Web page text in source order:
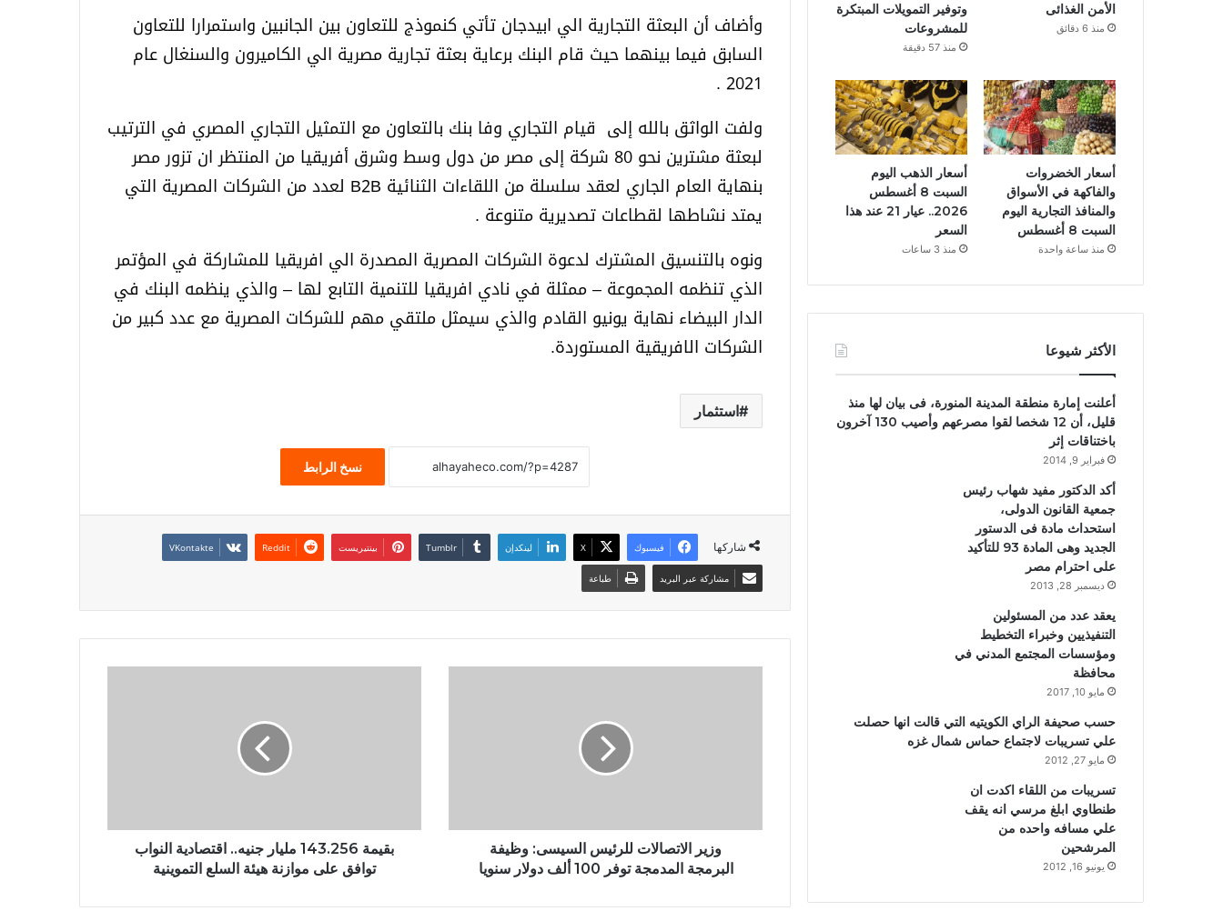
وأضاف أن البعثة التجارية الي ابيدجان تأتي كنموذج للتعاون بين الجانبين واستمرارا للتعاون
السابق فيما بينهما حيث قام البنك برعاية بعثة تجارية مصرية الي الكاميرون والسنغال عام
2021 .
ولفت الواثق بالله إلى قيام التجاري وفا بنك بالتعاون مع التمثيل التجاري المصري في الترتيب
لبعثة مشترين نحو 80 شركة إلى مصر من دول وسط وشرق أفريقيا من المنتظر ان تزور مصر
بنهاية العام الجاري لعقد سلسلة من اللقاءات الثنائية B2B لعدد من الشركات المصرية التي
يمتد نشاطها لقطاعات تصديرية متنوعة .
ونوه بالتنسيق المشترك لدعوة الشركات المصرية المصدرة الي افريقيا للمشاركة في المؤتمر
الذي تنظمه المجموعة – ممثلة في نادي افريقيا للتنمية التابع لها – والذي ينظمه البنك في
الدار البيضاء نهاية يونيو القادم والذي سيمثل ملتقي مهم للشركات المصرية مع عدد كبير من
الشركات الافريقية المستوردة.
استثمار
نسخ الرابط
شاركها فيسبوك X لينكدإن بينتيريست
مشاركة عبر البريد طباعة
وزير الاتصالات للرئيس السيسى: وظيفة
البرمجة المدمجة توفر 100 ألف دولار سنويا
بقيمة 143.256 مليار جنيه‎.. اقتصادية النواب
توافق على موازنة هيئة السلع التموينية
الأمن الغذائى
منذ 6 دقائق
وتوفير التمويلات المبتكرة
للمشروعات
منذ 57 دقيقة
أسعار الخضروات
والفاكهة في الأسواق
والمنافذ التجارية اليوم
السبت 8 أغسطس
منذ ساعة واحدة
أسعار الذهب اليوم
السبت 8 أغسطس
2026.. عيار 21 عند هذا
السعر
منذ 3 ساعات
الأكثر شيوعا
أعلنت إمارة منطقة المدينة المنورة، فى بيان لها منذ
قليل، أن 12 شخصا لقوا مصرعهم وأصيب 130 آخرون
باختناقات إثر
فبراير 9, 2014
أكد الدكتور مفيد شهاب رئيس
جمعية القانون الدولى،
استحداث مادة فى الدستور
الجديد وهى المادة 93 للتأكيد
على احترام مصر
ديسمبر 28, 2013
يعقد عدد من المسئولين
التنفيذيين وخبراء التخطيط
ومؤسسات المجتمع المدني في
محافظة
مايو 10, 2017
حسب صحيفة الراي الكويتيه التي قالت انها حصلت
علي تسريبات لاجتماع حماس شمال غزه
مايو 27, 2012
تسريبات من اللقاء اكدت ان
طنطاوي ابلغ مرسي انه يقف
علي مسافه واحده من
المرشحين
يونيو 16, 2012